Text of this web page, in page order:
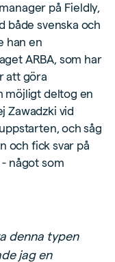
på Fieldly,
både svenska och
han en
ARBA, som har
att göra
möjligt deltog en
Zawadzki vid
och såg
och fick svar på
något som
denna typen
jag en